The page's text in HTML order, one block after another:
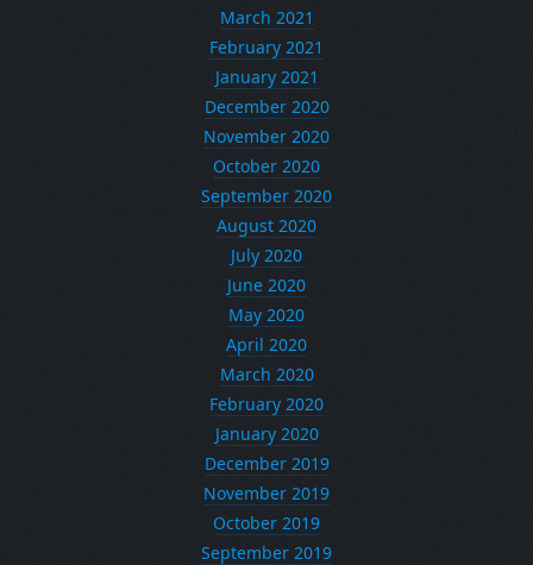
March 2021
February 2021
January 2021
December 2020
November 2020
October 2020
September 2020
August 2020
July 2020
June 2020
May 2020
April 2020
March 2020
February 2020
January 2020
December 2019
November 2019
October 2019
September 2019